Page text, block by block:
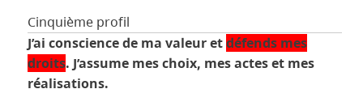
Cinquième profil
J’ai conscience de ma valeur etdéfends mes
droits. J’assume mes choix, mes actes et mes
réalisations.